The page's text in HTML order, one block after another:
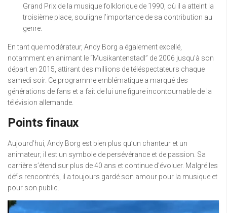
Grand Prix de la musique folklorique de 1990, où il a atteint la
troisième place, souligne l’importance de sa contribution au
genre.
En tant que modérateur, Andy Borg a également excellé,
notamment en animant le “Musikantenstadl” de 2006 jusqu’à son
départ en 2015, attirant des millions de téléspectateurs chaque
samedi soir. Ce programme emblématique a marqué des
générations de fans et a fait de lui une figure incontournable de la
télévision allemande.
Points finaux
Aujourd’hui, Andy Borg est bien plus qu’un chanteur et un
animateur; il est un symbole de persévérance et de passion. Sa
carrière s’étend sur plus de 40 ans et continue d’évoluer. Malgré les
défis rencontrés, il a toujours gardé son amour pour la musique et
pour son public.